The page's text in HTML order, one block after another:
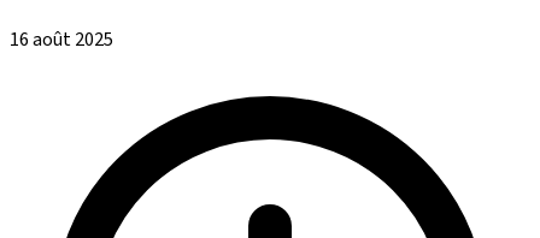
16 août 2025